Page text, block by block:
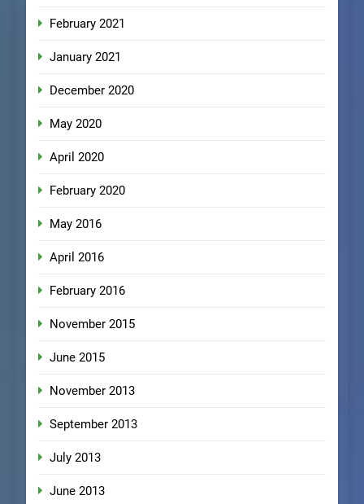
February 2021
January 2021
December 2020
May 2020
April 2020
February 2020
May 2016
April 2016
February 2016
November 2015
June 2015
November 2013
September 2013
July 2013
June 2013